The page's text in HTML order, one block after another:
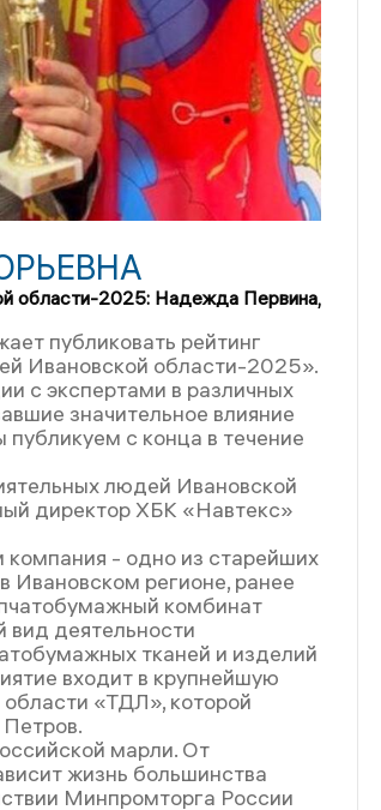
области-2025: Надежда Первина,
публиковать рейтинг
Ивановской области-2025».
с экспертами в различных
значительное влияние
с конца в течение
людей Ивановской
директор ХБК «Навтекс»
- одно из старейших
Ивановском регионе, ранее
комбинат
деятельности
тканей и изделий
входит в крупнейшую
«ТДЛ», которой
марли. От
жизнь большинства
Минпромторга России